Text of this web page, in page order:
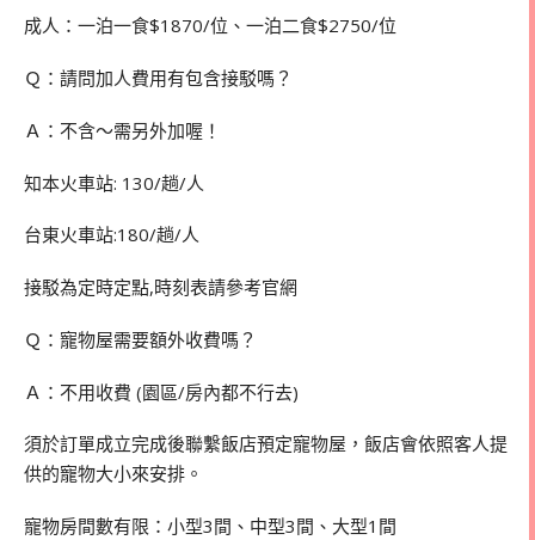
成人：一泊一食$1870/位、一泊二食$2750/位
Ｑ：請問加人費用有包含接駁嗎？
Ａ：不含～需另外加喔！
知本火車站: 130/趟/人
台東火車站:180/趟/人
接駁為定時定點,時刻表請參考官網
Ｑ：寵物屋需要額外收費嗎？
Ａ：不用收費 (園區/房內都不行去)
須於訂單成立完成後聯繫飯店預定寵物屋，飯店會依照客人提
供的寵物大小來安排。
寵物房間數有限：小型3間、中型3間、大型1間